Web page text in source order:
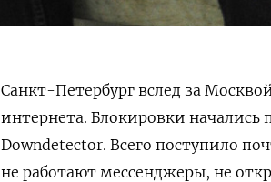
Санкт-Петербург вслед за
интернета. Блокировки начались
Downdetector. Всего поступило
не работают мессенджеры, не